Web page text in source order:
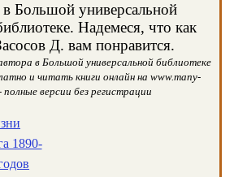
в Большой универсальной
Надемеся, что как
Д. вам понравится.
в Большой универсальной библиотеке
и читать книги онлайн на www.many-
полные версии без регистрации
1890-